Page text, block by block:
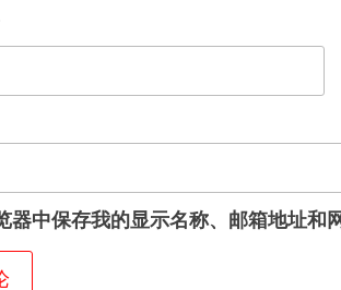
器中保存我的显示名称、邮箱地址和